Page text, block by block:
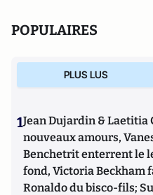
POPULAIRES
PLUS LUS
1Jean Dujardin & Laetitia
nouveaux amours,
Benchetrit enterrent le
fond, Victoria Beckham
Ronaldo du bisco-fils;